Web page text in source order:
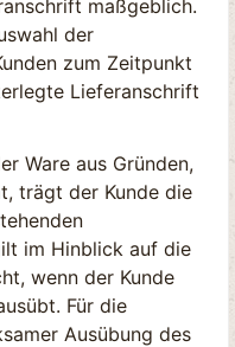
maßgeblich.
der
zum Zeitpunkt
Lieferanschrift
Ware aus Gründen,
trägt der Kunde die
im Hinblick auf die
wenn der Kunde
Für die
Ausübung des